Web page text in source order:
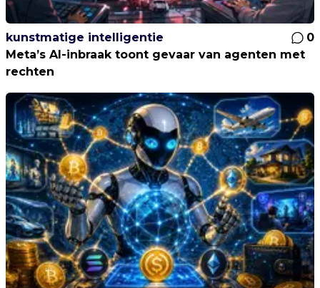
kunstmatige intelligentie
0
Meta’s AI-inbraak toont gevaar van agenten met
rechten